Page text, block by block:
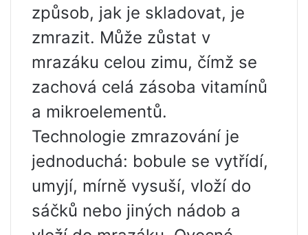
způsob, jak je skladovat, je
zmrazit. Může zůstat v
mrazáku celou zimu, čímž se
zachová celá zásoba vitamínů
a mikroelementů.
Technologie zmrazování je
jednoduchá: bobule se vytřídí,
umyjí, mírně vysuší, vloží do
sáčků nebo jiných nádob a